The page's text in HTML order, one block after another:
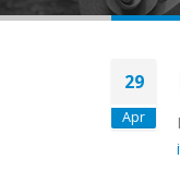
29
Apr